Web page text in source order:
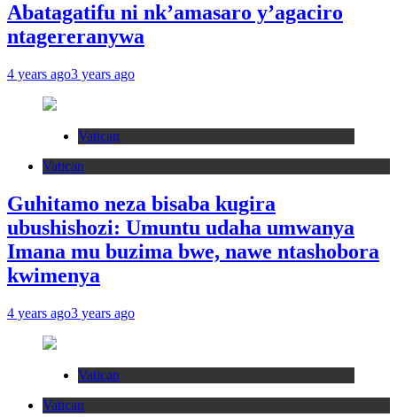
Abatagatifu ni nk’amasaro y’agaciro
ntagereranywa
4 years ago3 years ago
Vatican
Vatican
Guhitamo neza bisaba kugira
ubushishozi: Umuntu udaha umwanya
Imana mu buzima bwe, nawe ntashobora
kwimenya
4 years ago3 years ago
Vatican
Vatican